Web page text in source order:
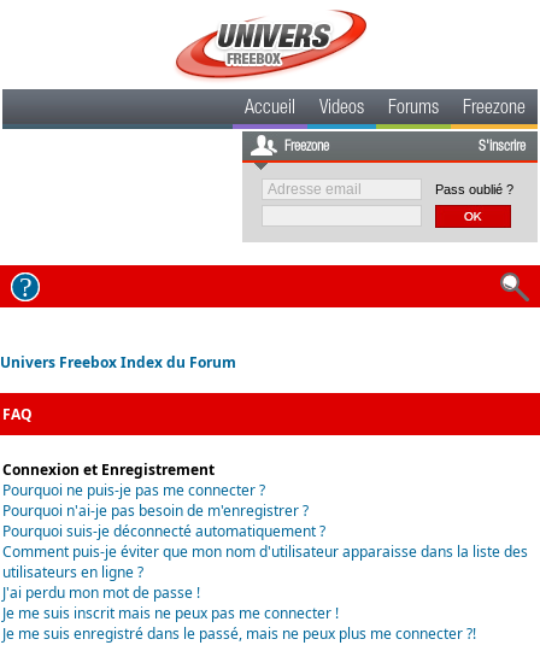
Accueil Videos Forums Freezone
Freezone S'inscrire
Pass oublié ?
Univers Freebox Index du Forum
FAQ
Connexion et Enregistrement
Pourquoi ne puis-je pas me connecter ?
Pourquoi n'ai-je pas besoin de m'enregistrer ?
Pourquoi suis-je déconnecté automatiquement ?
Comment puis-je éviter que mon nom d'utilisateur apparaisse dans la liste des
utilisateurs en ligne ?
J'ai perdu mon mot de passe !
Je me suis inscrit mais ne peux pas me connecter !
Je me suis enregistré dans le passé, mais ne peux plus me connecter ?!